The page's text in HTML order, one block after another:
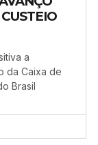
a
da Caixa de
Brasil